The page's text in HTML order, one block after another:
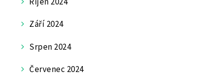
Září 2024
Srpen 2024
Červenec 2024